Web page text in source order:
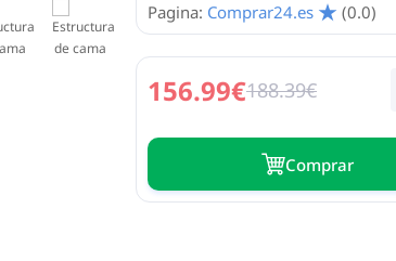
Pagina: Comprar24.es (0.0)
156.99€188.39€
Сomprar